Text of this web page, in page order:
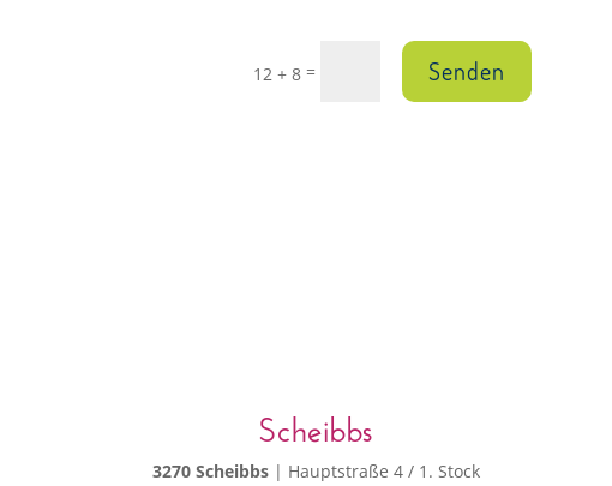
12 + 8 = Senden
Scheibbs
3270 Scheibbs | Hauptstraße 4 / 1. Stock